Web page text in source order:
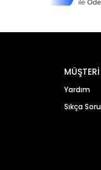
Yardım
Sıkça